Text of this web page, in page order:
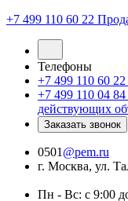
+7 499 110 60 22
Телефоны
+7 499 110 60 22
+7 499 110 04 84
действующих
Заказать звонок
0501 @pem.ru
г. Москва, ул.
Пн - Вс: с 9:00